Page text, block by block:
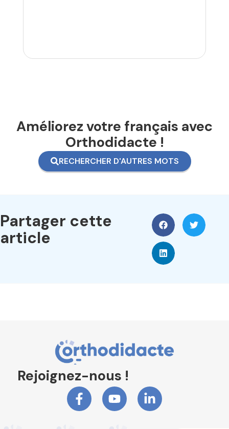
Améliorez votre français avec
Orthodidacte !
RECHERCHER D'AUTRES MOTS
Partager cette
article
Rejoignez-nous !